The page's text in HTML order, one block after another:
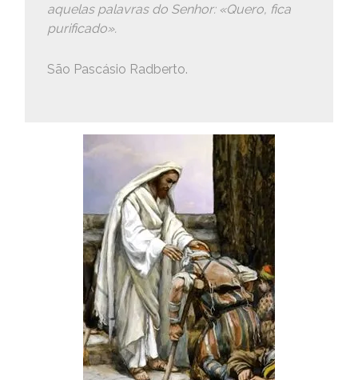
aquelas palavras do Senhor: «Quero, fica
purificado».
São Pascásio Radberto.